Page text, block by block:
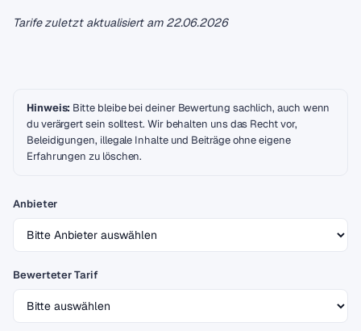
Tarife zuletzt aktualisiert am 22.06.2026
Hinweis: Bitte bleibe bei deiner Bewertung sachlich, auch wenn
du verärgert sein solltest. Wir behalten uns das Recht vor,
Beleidigungen, illegale Inhalte und Beiträge ohne eigene
Erfahrungen zu löschen.
Anbieter
Bewerteter Tarif